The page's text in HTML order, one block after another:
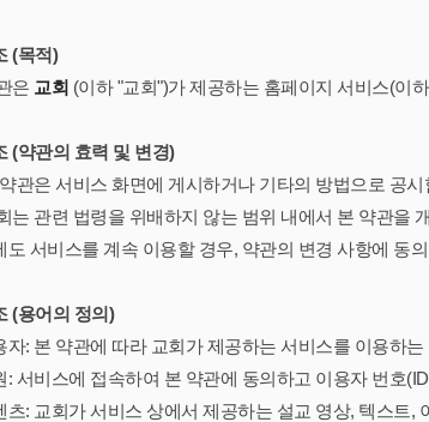
(목적)
은 교회 (이하 "교회")가 제공하는 홈페이지 서비스(이
(약관의 효력 및 변경)
관은 서비스 화면에 게시하거나 기타의 방법으로 공
는 관련 법령을 위배하지 않는 범위 내에서 본 약관을
도 서비스를 계속 이용할 경우, 약관의 변경 사항에 동
(용어의 정의)
자: 본 약관에 따라 교회가 제공하는 서비스를 이용하
: 서비스에 접속하여 본 약관에 동의하고 이용자 번호
츠: 교회가 서비스 상에서 제공하는 설교 영상, 텍스트,